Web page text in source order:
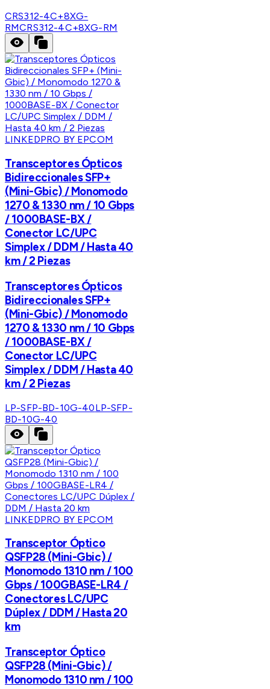
CRS312-4C+8XG-
RMCRS312-4C+8XG-RM
LINKEDPRO BY EPCOM
Transceptores Ópticos
Bidireccionales SFP+
(Mini-Gbic) / Monomodo
1270 & 1330 nm / 10 Gbps
/ 1000BASE-BX /
Conector LC/UPC
Simplex / DDM / Hasta 40
km / 2 Piezas
Transceptores Ópticos
Bidireccionales SFP+
(Mini-Gbic) / Monomodo
1270 & 1330 nm / 10 Gbps
/ 1000BASE-BX /
Conector LC/UPC
Simplex / DDM / Hasta 40
km / 2 Piezas
LP-SFP-BD-10G-40LP-SFP-
BD-10G-40
LINKEDPRO BY EPCOM
Transceptor Óptico
QSFP28 (Mini-Gbic) /
Monomodo 1310 nm / 100
Gbps / 100GBASE-LR4 /
Conectores LC/UPC
Dúplex / DDM / Hasta 20
km
Transceptor Óptico
QSFP28 (Mini-Gbic) /
Monomodo 1310 nm / 100